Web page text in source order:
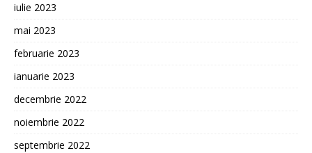
iulie 2023
mai 2023
februarie 2023
ianuarie 2023
decembrie 2022
noiembrie 2022
septembrie 2022